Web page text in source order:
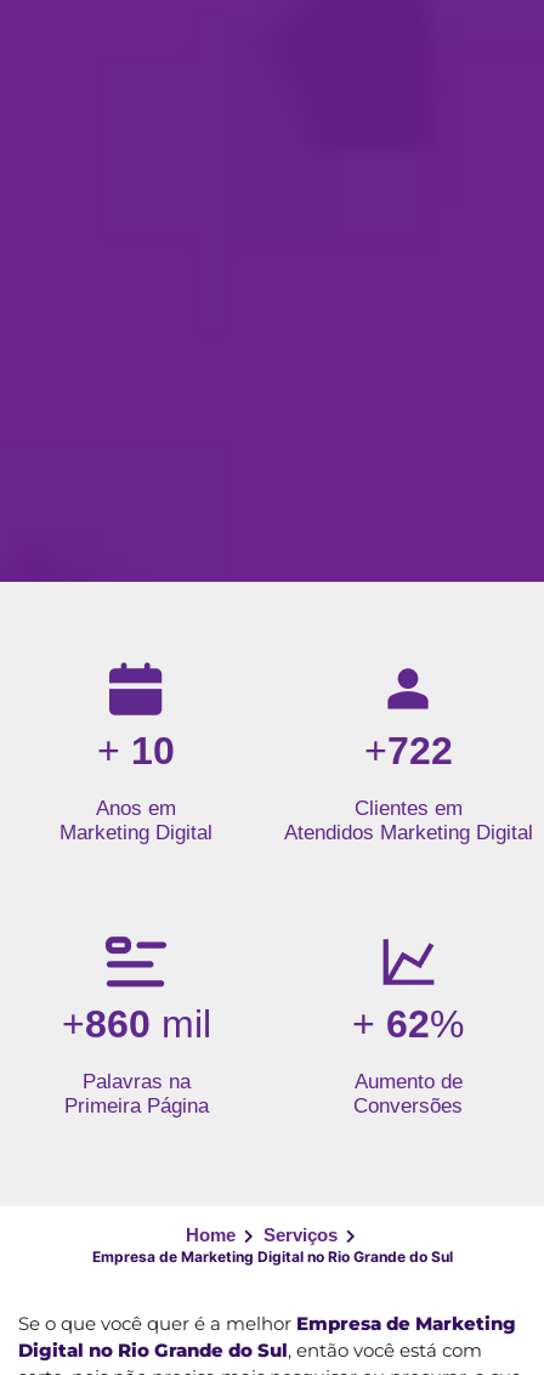
Resultados da nossa agência de marketing digital: mais
+ 10
Anos em
Marketing Digital
+722
Clientes em
Atendidos Marketing Digital
+860 mil
Palavras na
Primeira Página
+ 62%
Aumento de
Conversões
Home Serviços
Empresa de Marketing Digital no Rio Grande do Sul
Se o que você quer é a melhor Empresa de Marketing
Digital no Rio Grande do Sul, então você está com